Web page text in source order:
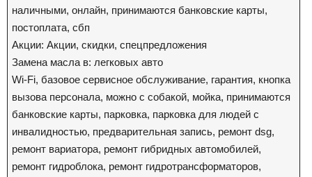
наличными, онлайн, принимаются банковские карты,
постоплата, сбп
Акции: Акции, скидки, спецпредложения
Замена масла в: легковых авто
Wi-Fi, базовое сервисное обслуживание, гарантия, кнопка
вызова персонала, можно с собакой, мойка, принимаются
банковские карты, парковка, парковка для людей с
инвалидностью, предварительная запись, ремонт dsg,
ремонт вариатора, ремонт гибридных автомобилей,
ремонт гидроблока, ремонт гидротрансформаторов,